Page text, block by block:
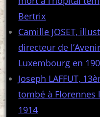
Bertrix
Camille JOSET,
directeur de
Luxembourg en
Joseph LAFFUT,
tombé à Florennes
1914